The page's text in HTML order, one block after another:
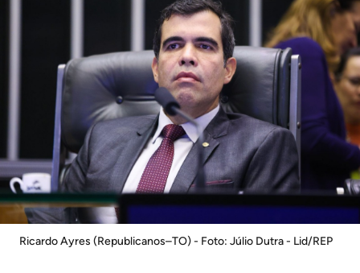
Ricardo Ayres (Republicanos–TO) - Foto: Júlio Dutra - Lid/REP